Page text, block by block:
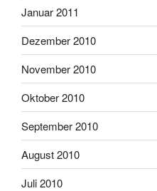
Januar 2011
Dezember 2010
November 2010
Oktober 2010
September 2010
August 2010
Juli 2010